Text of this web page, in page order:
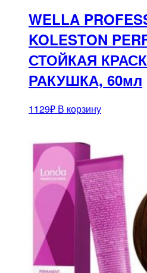
WELLA
KOLESTON
СТОЙКАЯ
РАКУШКА, 60мл
1129₽ В корзину